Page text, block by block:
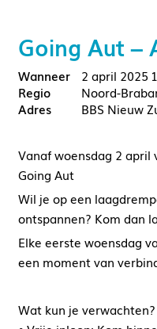
Going Aut –
2 april 2025
Noord-
BBS Nieuw
Vanaf woensdag 2
Going Aut
Wil je op een
ontspannen? Kom dan
Elke eerste woensdag
een moment van
Wat kun je verwachten?